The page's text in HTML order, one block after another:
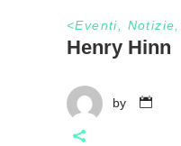
<Eventi Notizie
Henry Hinn
by